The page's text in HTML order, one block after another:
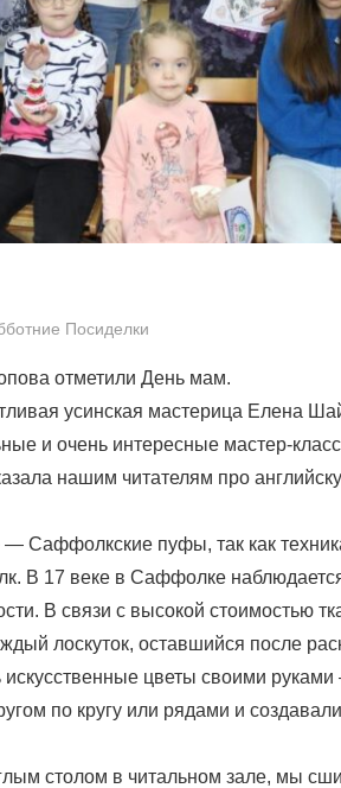
Посиделки
отметили День мам.
усинская мастерица Елена
и очень интересные мастер-
нашим читателям про
— Саффолкские пуфы, так как
В 17 веке в Саффолке
В связи с высокой стоимостью
лоскуток, оставшийся после
искусственные цветы своими
по кругу или рядами и
столом в читальном зале, мы